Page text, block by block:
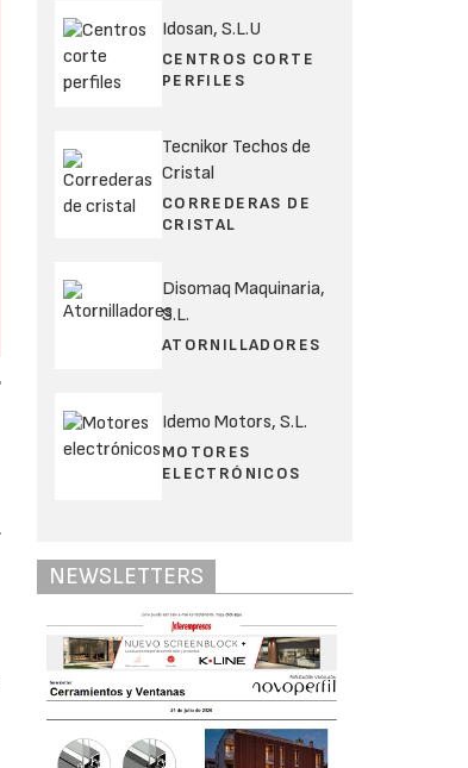
Idosan, S.L.U
CENTROS CORTE
PERFILES
Tecnikor Techos de
Cristal
CORREDERAS DE
CRISTAL
Disomaq Maquinaria,
S.L.
ATORNILLADORES
Idemo Motors, S.L.
MOTORES
ELECTRÓNICOS
NEWSLETTERS